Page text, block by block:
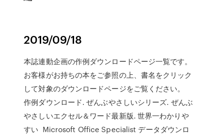
2019/09/18
本誌連動企画の作例ダウンロードページ一覧です。
お客様がお持ちの本をご参照の上、書名をクリック
して対象のダウンロードページをご覧ください。
作例ダウンロード. ぜんぶやさしいシリーズ. ぜんぶ
やさしいエクセル＆ワード最新版. 世界一わかりや
すい Microsoft Office Specialist データダウンロ